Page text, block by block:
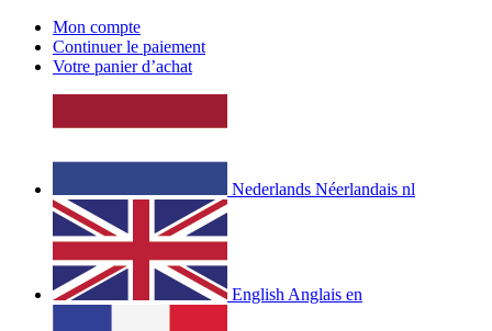
Mon compte
Continuer le paiement
Votre panier d’achat
Nederlands Néerlandais nl
English Anglais en